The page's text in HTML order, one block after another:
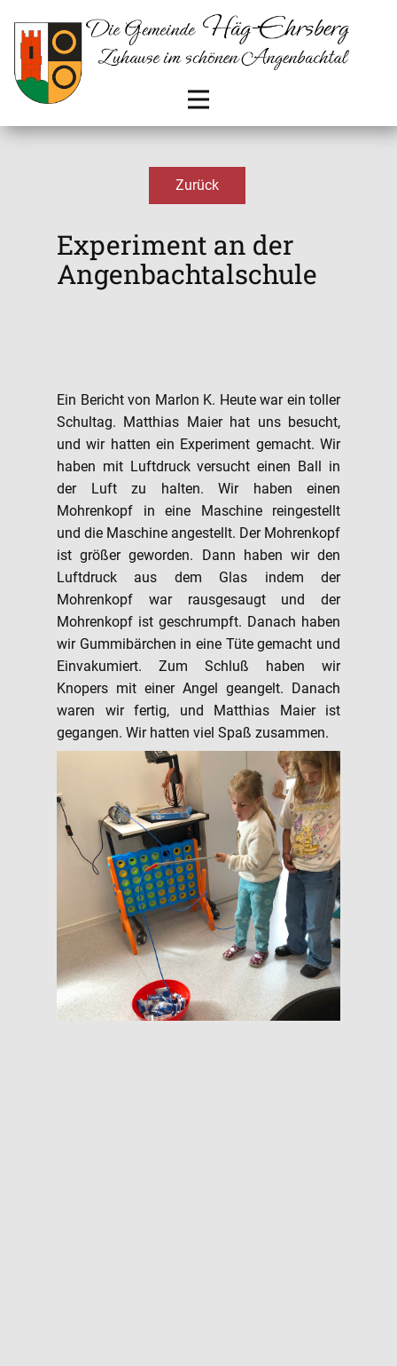
Zurück
Experiment an der
Angenbachtalschule
Ein Bericht von Marlon K. Heute war ein toller
Schultag. Matthias Maier hat uns besucht,
und wir hatten ein Experiment gemacht. Wir
haben mit Luftdruck versucht einen Ball in
der Luft zu halten. Wir haben einen
Mohrenkopf in eine Maschine reingestellt
und die Maschine angestellt. Der Mohrenkopf
ist größer geworden. Dann haben wir den
Luftdruck aus dem Glas indem der
Mohrenkopf war rausgesaugt und der
Mohrenkopf ist geschrumpft. Danach haben
wir Gummibärchen in eine Tüte gemacht und
Einvakumiert. Zum Schluß haben wir
Knopers mit einer Angel geangelt. Danach
waren wir fertig, und Matthias Maier ist
gegangen. Wir hatten viel Spaß zusammen.